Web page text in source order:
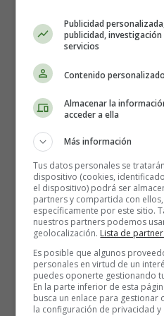
Ante todo, es necesario
hablar y escuchar al otro
.
conducir a acuerdos
alcanzar una solución
ambas es la solución menos
plazo.
¿Cómo
niños?
No hay que anunciar la
se toma la decisión. Hay que
si los niños tendrán que
Publicidad
publicidad,
servicios
Contenido personalizado
Almacenar la
acceder a ella
Más información
Tus datos personales se
dispositivo (cookies,
el dispositivo) podrá ser
partners y compartida con
específicamente por este sitio.
nuestros partners podemos
geolocalización. Lista de
Es posible que algunos
personales en virtud de un
puedes oponerte gestionando
En la parte inferior de esta
busca un enlace para
la configuración de privacidad y